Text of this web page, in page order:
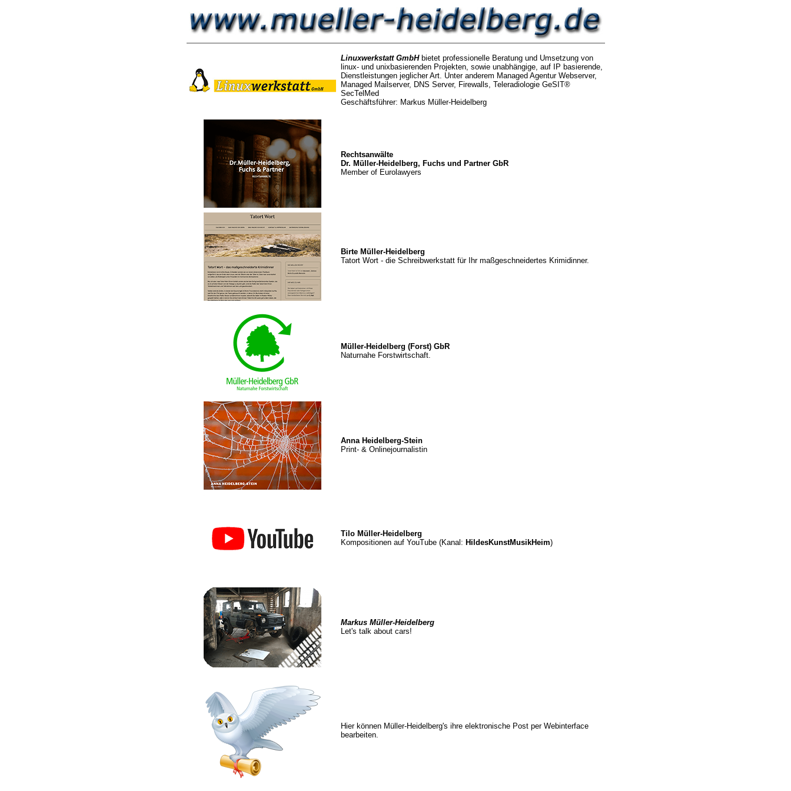
Linuxwerkstatt GmbHbietet professionelle Beratung und Umsetzung von
linux- und unixbasierenden Projekten, sowie unabhängige, auf IP basierende,
Dienstleistungen jeglicher Art. Unter anderem Managed Agentur Webserver,
Managed Mailserver, DNS Server, Firewalls, Teleradiologie GeSIT®
SecTelMed
Geschäftsführer: Markus Müller-Heidelberg
Rechtsanwälte
Dr. Müller-Heidelberg, Fuchs und Partner GbR
Member of Eurolawyers
Birte Müller-Heidelberg
Tatort Wort - die Schreibwerkstatt für Ihr maßgeschneidertes Krimidinner.
Müller-Heidelberg (Forst) GbR
Naturnahe Forstwirtschaft.
Anna Heidelberg-Stein
Print- & Onlinejournalistin
Tilo Müller-Heidelberg
Kompositionen auf YouTube (Kanal: HildesKunstMusikHeim)
Markus Müller-Heidelberg
Let's talk about cars!
Hier können Müller-Heidelberg's ihre elektronische Post per Webinterface
bearbeiten.